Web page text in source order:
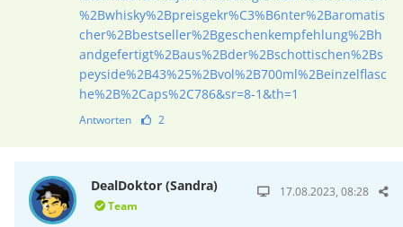
%2Bwhisky%2Bpreisgekr%C3%B6nter%2Baromatis
cher%2Bbestseller%2Bgeschenkempfehlung%2Bh
andgefertigt%2Baus%2Bder%2Bschottischen%2Bs
peyside%2B43%25%2Bvol%2B700ml%2Beinzelflasc
he%2B%2Caps%2C786&sr=8-1&th=1
Antworten 2
DealDoktor (Sandra)
Team
17.08.2023, 08:28